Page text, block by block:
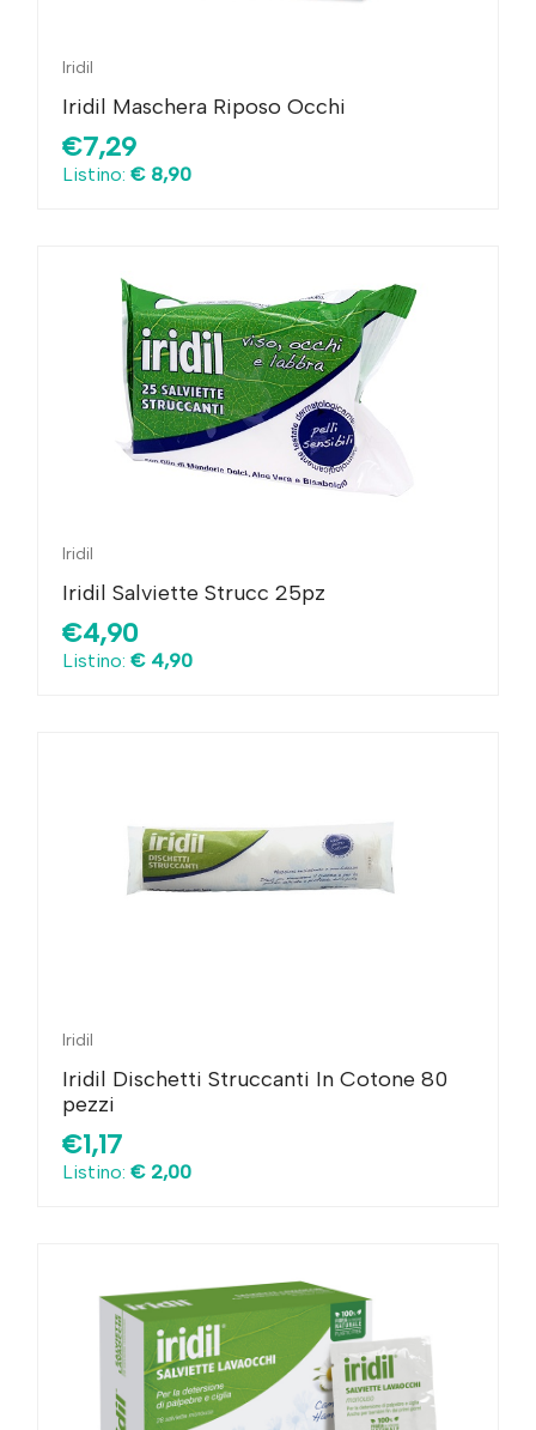
Iridil
Iridil Maschera Riposo Occhi
€7,29
Listino: € 8,90
Iridil
Iridil Salviette Strucc 25pz
€4,90
Listino: € 4,90
Iridil
Iridil Dischetti Struccanti In Cotone 80
pezzi
€1,17
Listino: € 2,00